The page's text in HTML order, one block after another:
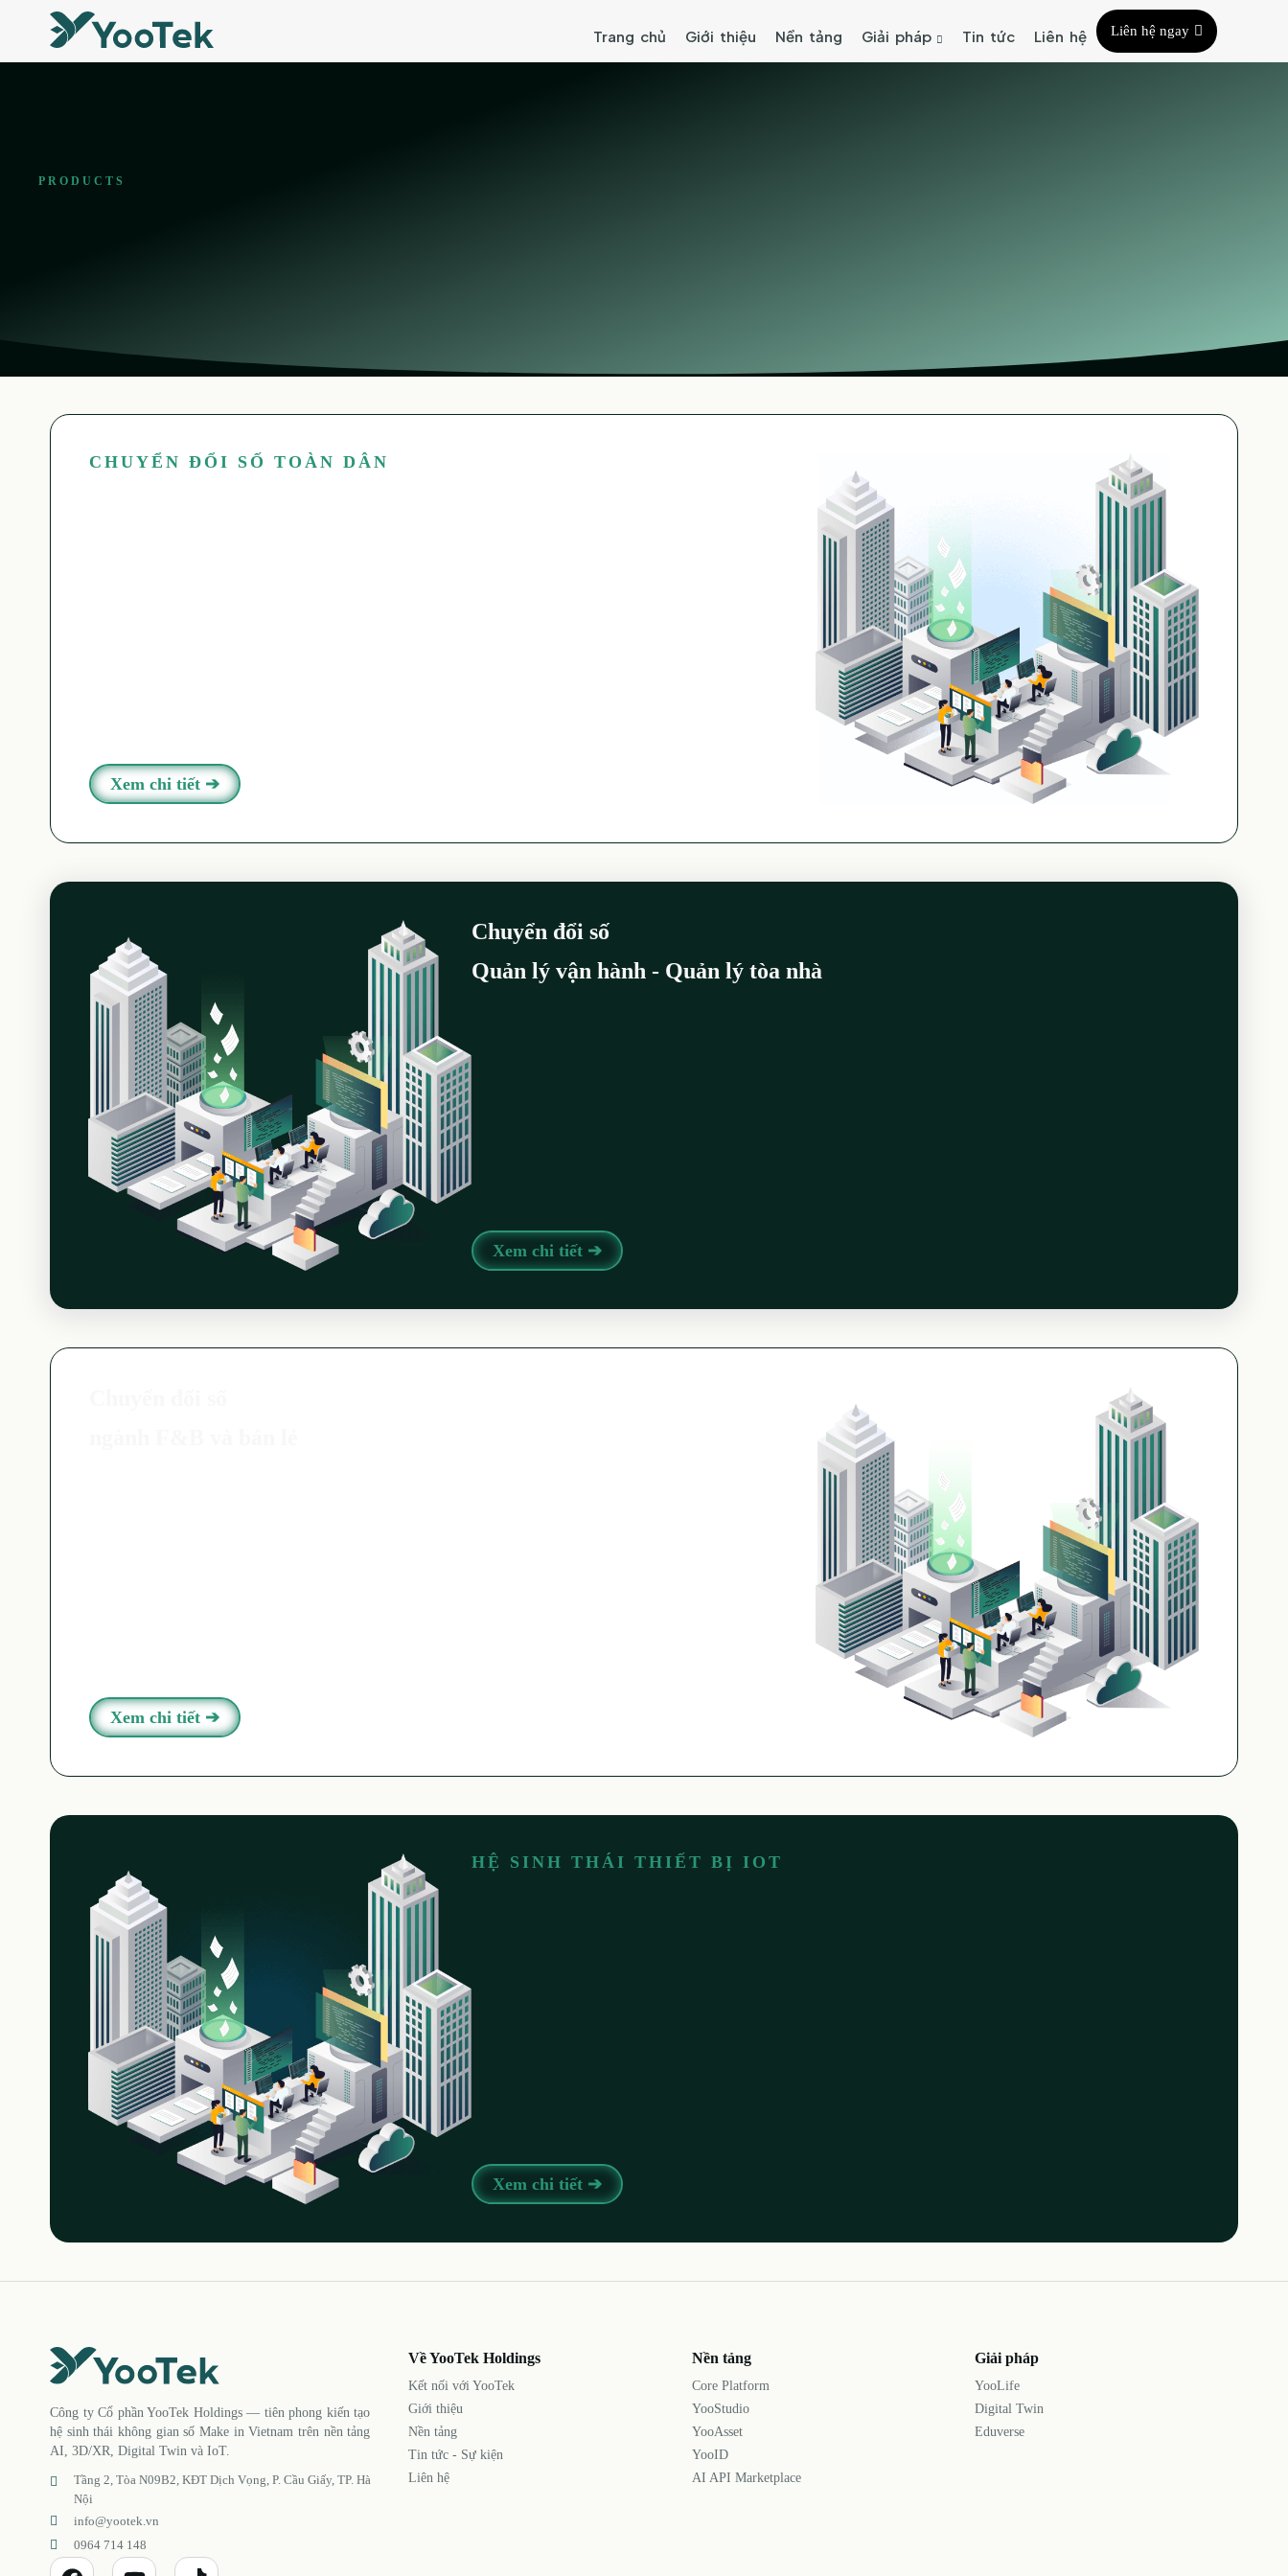
Trang chủ Giới thiệu Nền tảng Giải pháp Tin tức Liên hệ Liên hệ ngay
PRODUCTS
CHUYỂN ĐỔI SỐ TOÀN DÂN
Xem chi tiết ➔
Chuyển đổi số
Quản lý vận hành - Quản lý tòa nhà
Xem chi tiết ➔
Xem chi tiết ➔
HỆ SINH THÁI THIẾT BỊ IOT
Xem chi tiết ➔
Công ty Cổ phần YooTek Holdings — tiên phong kiến tạo
hệ sinh thái không gian số Make in Vietnam trên nền tảng
AI, 3D/XR, Digital Twin và IoT.
Tầng 2, Tòa N09B2, KĐT Dịch Vọng, P. Cầu Giấy, TP. Hà
Nội
info@yootek.vn
0964 714 148
Về YooTek Holdings
Kết nối với YooTek
Giới thiệu
Nền tảng
Tin tức - Sự kiện
Liên hệ
Nền tảng
Core Platform
YooStudio
YooAsset
YooID
AI API Marketplace
Giải pháp
YooLife
Digital Twin
Eduverse